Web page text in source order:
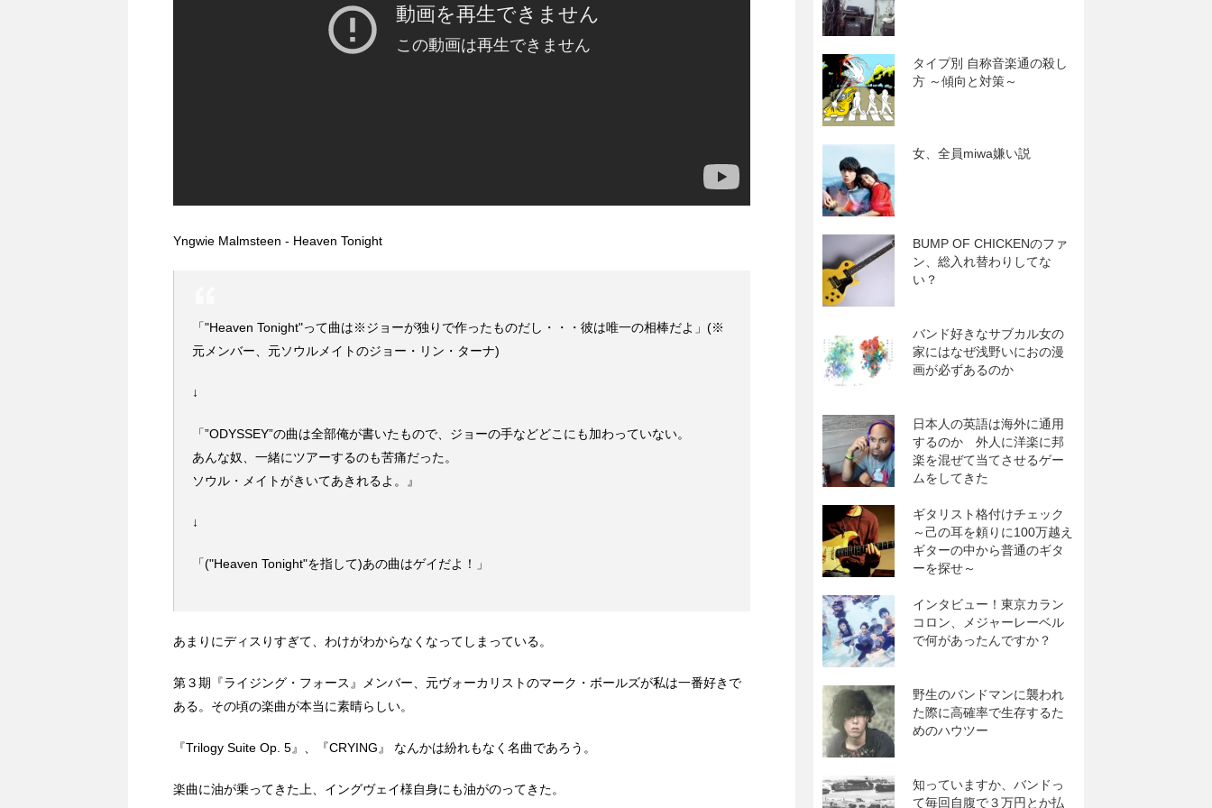
Yngwie Malmsteen - Heaven Tonight
「"Heaven Tonight"って曲は※ジョーが独りで作ったものだし・・・彼は唯一の相棒だよ」(※
元メンバー、元ソウルメイトのジョー・リン・ターナ)
↓
「”ODYSSEY”の曲は全部俺が書いたもので、ジョーの手などどこにも加わっていない。
あんな奴、一緒にツアーするのも苦痛だった。
ソウル・メイトがきいてあきれるよ。』
↓
「("Heaven Tonight"を指して)あの曲はゲイだよ！」
あまりにディスりすぎて、わけがわからなくなってしまっている。
第３期『ライジング・フォース』メンバー、元ヴォーカリストのマーク・ボールズが私は一番好きで
ある。その頃の楽曲が本当に素晴らしい。
『Trilogy Suite Op. 5』、『CRYING』 なんかは紛れもなく名曲であろう。
楽曲に油が乗ってきた上、イングヴェイ様自身にも油がのってきた。
タイプ別 自称音楽通の殺し
方 ～傾向と対策～
女、全員miwa嫌い説
BUMP OF CHICKENのファ
ン、総入れ替わりしてな
い？
バンド好きなサブカル女の
家にはなぜ浅野いにおの漫
画が必ずあるのか
日本人の英語は海外に通用
するのか 外人に洋楽に邦
楽を混ぜて当てさせるゲー
ムをしてきた
ギタリスト格付けチェック
～己の耳を頼りに100万越え
ギターの中から普通のギタ
ーを探せ～
インタビュー！東京カラン
コロン、メジャーレーベル
で何があったんですか？
野生のバンドマンに襲われ
た際に高確率で生存するた
めのハウツー
知っていますか、バンドっ
て毎回自腹で３万円とか払